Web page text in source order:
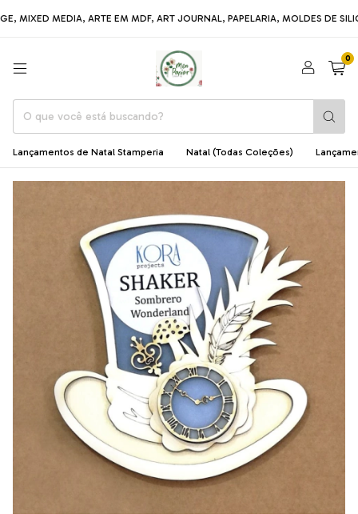
MEDIA, ARTE EM MDF, ART JOURNAL, PAPELARIA, MOLDES DE
0
Lançamentos de Natal Stamperia Natal (Todas Coleções)